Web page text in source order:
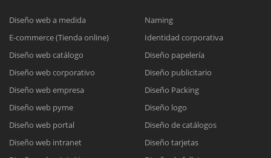
Diseño web a medida
E-commerce (Tienda online)
Diseño web catálogo
Diseño web corporativo
Diseño web empresa
Diseño web pyme
Diseño web portal
Diseño web intranet
Naming
Identidad corporativa
Diseño papelería
Diseño publicitario
Diseño Packing
Diseño logo
Diseño de catálogos
Diseño tarjetas